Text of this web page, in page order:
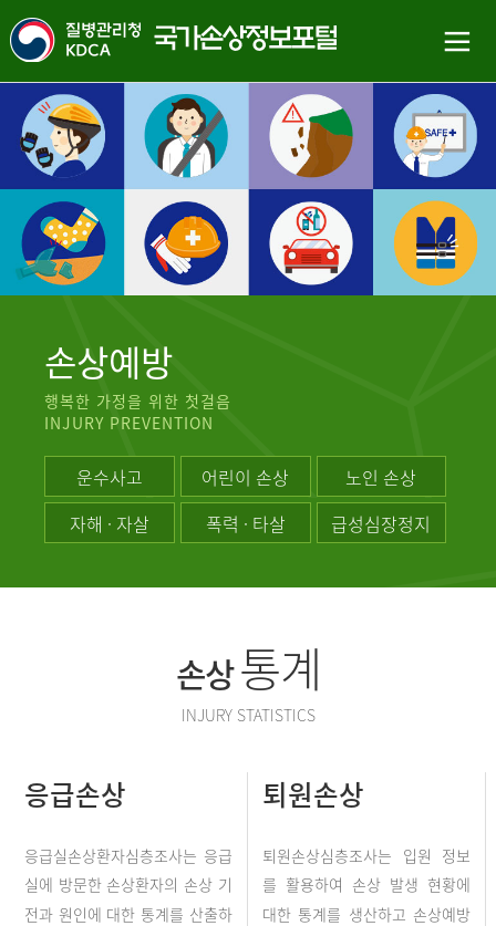
손상예방
행복한 가정을 위한 첫걸음
INJURY PREVENTION
운수사고 어린이 손상
노인 손상
자해 · 자살
폭력 · 타살 급성심장정지
손상통계
INJURY STATISTICS
응급손상
응급실손상환자심층조사는 응급
실에 방문한 손상환자의 손상 기
전과 원인에 대한 통계를 산출하
퇴원손상
퇴원손상심층조사는 입원 정보
를 활용하여 손상 발생 현황에
대한 통계를 생산하고 손상예방